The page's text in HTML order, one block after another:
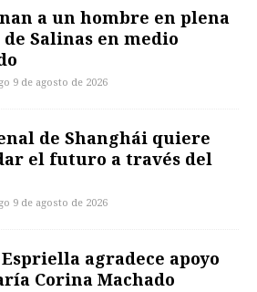
a un hombre en plena
Salinas en medio
9 de agosto de 2026
de Shanghái quiere
el futuro a través del
9 de agosto de 2026
agradece apoyo
Corina Machado